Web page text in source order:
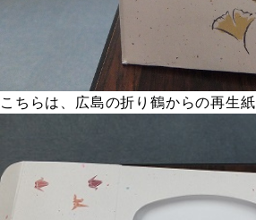
こちらは、広島の折り鶴からの再生紙